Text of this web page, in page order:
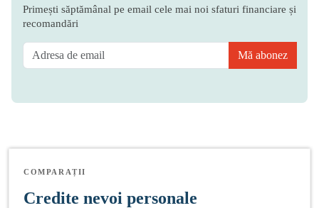
Primești săptămânal pe email cele mai noi sfaturi financiare și
recomandări
Mă abonez
COMPARAȚII
Credite nevoi personale